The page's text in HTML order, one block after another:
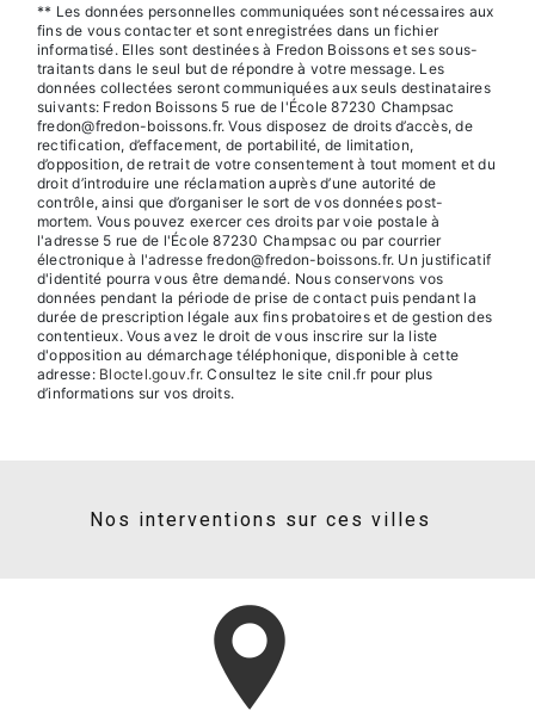
** Les données personnelles communiquées sont nécessaires aux
fins de vous contacter et sont enregistrées dans un fichier
informatisé. Elles sont destinées à Fredon Boissons et ses sous-
traitants dans le seul but de répondre à votre message. Les
données collectées seront communiquées aux seuls destinataires
suivants: Fredon Boissons 5 rue de l'École 87230 Champsac
fredon@fredon-boissons.fr. Vous disposez de droits d’accès, de
rectification, d’effacement, de portabilité, de limitation,
d’opposition, de retrait de votre consentement à tout moment et du
droit d’introduire une réclamation auprès d’une autorité de
contrôle, ainsi que d’organiser le sort de vos données post-
mortem. Vous pouvez exercer ces droits par voie postale à
l'adresse 5 rue de l'École 87230 Champsac ou par courrier
électronique à l'adresse fredon@fredon-boissons.fr. Un justificatif
d'identité pourra vous être demandé. Nous conservons vos
données pendant la période de prise de contact puis pendant la
durée de prescription légale aux fins probatoires et de gestion des
contentieux. Vous avez le droit de vous inscrire sur la liste
d'opposition au démarchage téléphonique, disponible à cette
adresse: Bloctel.gouv.fr. Consultez le site cnil.fr pour plus
d’informations sur vos droits.
Nos interventions sur ces villes